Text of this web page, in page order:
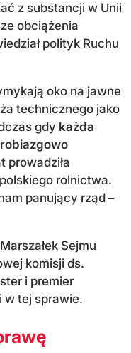
z substancji w Unii
obciążenia
polityk Ruchu
oko na jawne
technicznego jako
gdy każda
prowadziła
rolnictwa.
panujący rząd –
Sejmu
komisji ds.
i premier
w tej sprawie.